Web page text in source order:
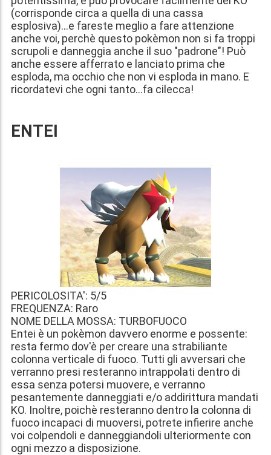
(corrisponde circa a quella di una cassa
esplosiva)...e fareste meglio a fare attenzione
anche voi, perchè questo pokèmon non si fa troppi
scrupoli e danneggia anche il suo "padrone"! Può
anche essere afferrato e lanciato prima che
esploda, ma occhio che non vi esploda in mano. E
ricordatevi che ogni tanto...fa cilecca!
ENTEI
PERICOLOSITA': 5/5
FREQUENZA: Raro
NOME DELLA MOSSA: TURBOFUOCO
Entei è un pokèmon davvero enorme e possente:
resta fermo dov'è per creare una strabiliante
colonna verticale di fuoco. Tutti gli avversari che
verranno presi resteranno intrappolati dentro di
essa senza potersi muovere, e verranno
pesantemente danneggiati e/o addirittura mandati
KO. Inoltre, poichè resteranno dentro la colonna di
fuoco incapaci di muoversi, potrete infierire anche
voi colpendoli e danneggiandoli ulteriormente con
ogni mezzo a disposizione.